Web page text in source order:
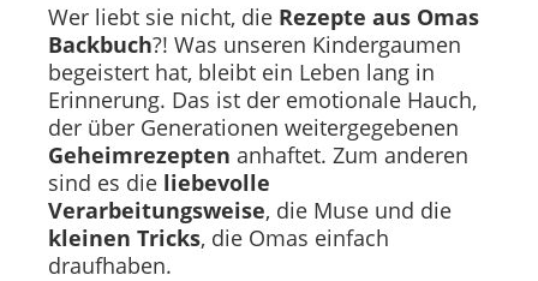
Wer liebt sie nicht, die Rezepte aus Omas
Backbuch?! Was unseren Kindergaumen
begeistert hat, bleibt ein Leben lang in
Erinnerung. Das ist der emotionale Hauch,
der über Generationen weitergegebenen
Geheimrezepten anhaftet. Zum anderen
sind es die liebevolle
Verarbeitungsweise, die Muse und die
kleinen Tricks, die Omas einfach
draufhaben.